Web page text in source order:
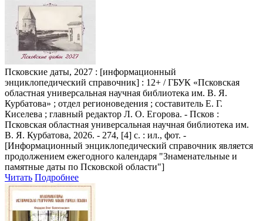
Псковские даты, 2027 : [информационный
энциклопедический справочник] : 12+ / ГБУК «Псковская
областная универсальная научная библиотека им. В. Я.
Курбатова» ; отдел регионоведения ; составитель Е. Г.
Киселева ; главный редактор Л. О. Егорова. - Псков :
Псковская областная универсальная научная библиотека им.
В. Я. Курбатова, 2026. - 274, [4] с. : ил., фот. -
[Информационный энциклопедический справочник является
продолжением ежегодного календаря "Знаменательные и
памятные даты по Псковской области"]
Читать Подробнее